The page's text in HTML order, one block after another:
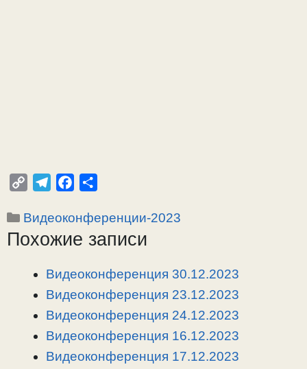
p
y
l
e
r
a
c
e
o
п
р
в
Рубрики
Видеоконференции-2023
Похожие записи
Видеоконференция 30.12.2023
Видеоконференция 23.12.2023
Видеоконференция 24.12.2023
Видеоконференция 16.12.2023
Видеоконференция 17.12.2023